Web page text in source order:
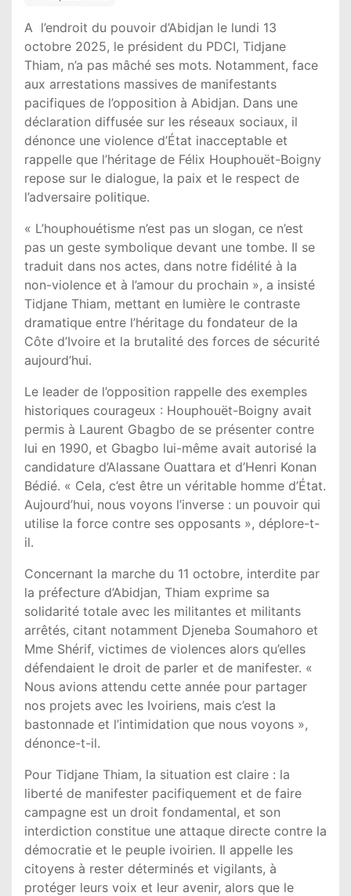
A l’endroit du pouvoir d’Abidjan le lundi 13
octobre 2025, le président du PDCI, Tidjane
Thiam, n’a pas mâché ses mots. Notamment, face
aux arrestations massives de manifestants
pacifiques de l’opposition à Abidjan. Dans une
déclaration diffusée sur les réseaux sociaux, il
dénonce une violence d’État inacceptable et
rappelle que l’héritage de Félix Houphouët-Boigny
repose sur le dialogue, la paix et le respect de
l’adversaire politique.
« L’houphouétisme n’est pas un slogan, ce n’est
pas un geste symbolique devant une tombe. Il se
traduit dans nos actes, dans notre fidélité à la
non-violence et à l’amour du prochain », a insisté
Tidjane Thiam, mettant en lumière le contraste
dramatique entre l’héritage du fondateur de la
Côte d’Ivoire et la brutalité des forces de sécurité
aujourd’hui.
Le leader de l’opposition rappelle des exemples
historiques courageux : Houphouët-Boigny avait
permis à Laurent Gbagbo de se présenter contre
lui en 1990, et Gbagbo lui-même avait autorisé la
candidature d’Alassane Ouattara et d’Henri Konan
Bédié. « Cela, c’est être un véritable homme d’État.
Aujourd’hui, nous voyons l’inverse : un pouvoir qui
utilise la force contre ses opposants », déplore-t-
il.
Concernant la marche du 11 octobre, interdite par
la préfecture d’Abidjan, Thiam exprime sa
solidarité totale avec les militantes et militants
arrêtés, citant notamment Djeneba Soumahoro et
Mme Shérif, victimes de violences alors qu’elles
défendaient le droit de parler et de manifester. «
Nous avions attendu cette année pour partager
nos projets avec les Ivoiriens, mais c’est la
bastonnade et l’intimidation que nous voyons »,
dénonce-t-il.
Pour Tidjane Thiam, la situation est claire : la
liberté de manifester pacifiquement et de faire
campagne est un droit fondamental, et son
interdiction constitue une attaque directe contre la
démocratie et le peuple ivoirien. Il appelle les
citoyens à rester déterminés et vigilants, à
protéger leurs voix et leur avenir, alors que le